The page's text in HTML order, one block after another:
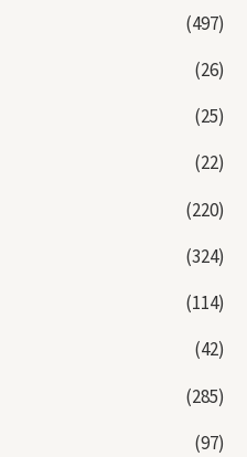
(497)
(26)
(25)
(22)
(220)
(324)
(114)
(42)
(285)
(97)